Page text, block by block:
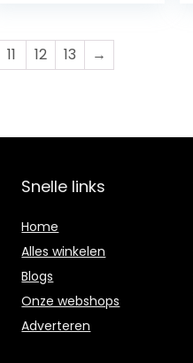
11 12 13 →
Snelle links
Home
Alles winkelen
Blogs
Onze webshops
Adverteren